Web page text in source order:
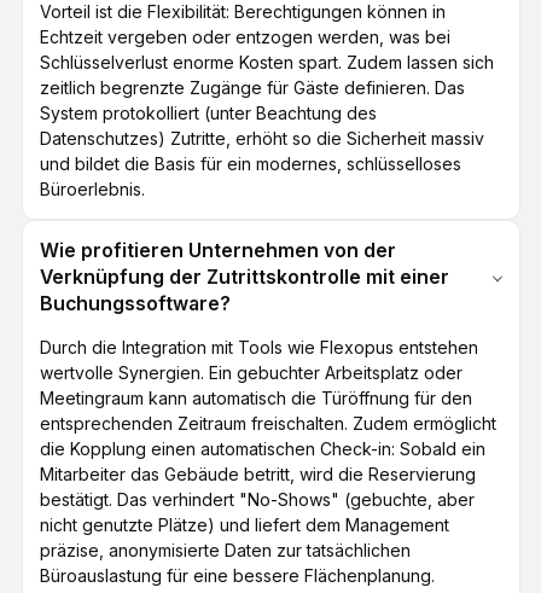
Vorteil ist die Flexibilität: Berechtigungen können in
Echtzeit vergeben oder entzogen werden, was bei
Schlüsselverlust enorme Kosten spart. Zudem lassen sich
zeitlich begrenzte Zugänge für Gäste definieren. Das
System protokolliert (unter Beachtung des
Datenschutzes) Zutritte, erhöht so die Sicherheit massiv
und bildet die Basis für ein modernes, schlüsselloses
Büroerlebnis.
Wie profitieren Unternehmen von der
Verknüpfung der Zutrittskontrolle mit einer
Buchungssoftware?
Durch die Integration mit Tools wie Flexopus entstehen
wertvolle Synergien. Ein gebuchter Arbeitsplatz oder
Meetingraum kann automatisch die Türöffnung für den
entsprechenden Zeitraum freischalten. Zudem ermöglicht
die Kopplung einen automatischen Check-in: Sobald ein
Mitarbeiter das Gebäude betritt, wird die Reservierung
bestätigt. Das verhindert "No-Shows" (gebuchte, aber
nicht genutzte Plätze) und liefert dem Management
präzise, anonymisierte Daten zur tatsächlichen
Büroauslastung für eine bessere Flächenplanung.